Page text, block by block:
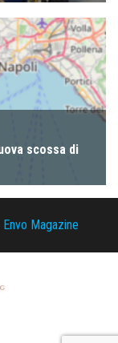
Envo Magazine